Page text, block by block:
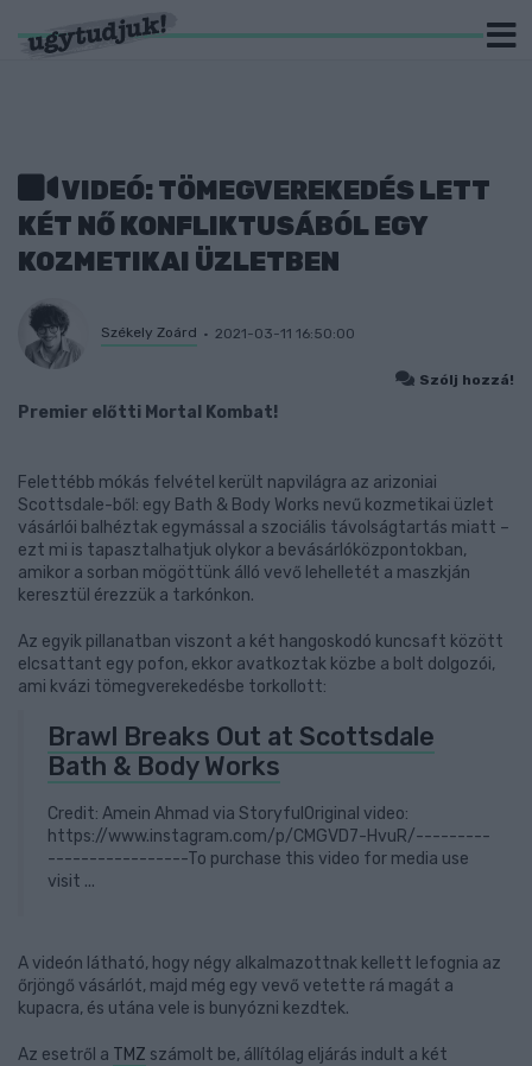
VIDEÓ: TÖMEGVEREKEDÉS LETT
KÉT NŐ KONFLIKTUSÁBÓL EGY
KOZMETIKAI ÜZLETBEN
Székely Zoárd 2021-03-11 16:50:00
Szólj hozzá!
Premier előtti Mortal Kombat!
Felettébb mókás felvétel került napvilágra az arizoniai
Scottsdale-ből: egy Bath & Body Works nevű kozmetikai üzlet
vásárlói balhéztak egymással a szociális távolságtartás miatt –
ezt mi is tapasztalhatjuk olykor a bevásárlóközpontokban,
amikor a sorban mögöttünk álló vevő lehelletét a maszkján
keresztül érezzük a tarkónkon.
Az egyik pillanatban viszont a két hangoskodó kuncsaft között
elcsattant egy pofon, ekkor avatkoztak közbe a bolt dolgozói,
ami kvázi tömegverekedésbe torkollott:
Brawl Breaks Out at Scottsdale
Bath & Body Works
Credit: Amein Ahmad via StoryfulOriginal video:
https://www.instagram.com/p/CMGVD7-HvuR/---------
-----------------To purchase this video for media use
visit ...
A videón látható, hogy négy alkalmazottnak kellett lefognia az
őrjöngő vásárlót, majd még egy vevő vetette rá magát a
kupacra, és utána vele is bunyózni kezdtek.
Az esetről a TMZ számolt be, állítólag eljárás indult a két